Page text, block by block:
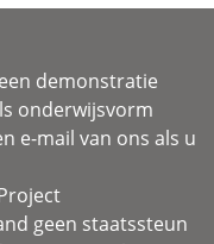
demonstratie
onderwijsvorm
e-mail van ons als u
geen staatssteun